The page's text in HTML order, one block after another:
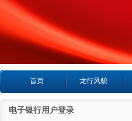
首页 龙行风貌
电子银行用户登录